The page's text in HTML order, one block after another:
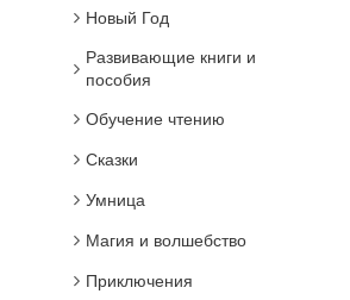
Новый Год
Развивающие книги и
пособия
Обучение чтению
Сказки
Умница
Магия и волшебство
Приключения